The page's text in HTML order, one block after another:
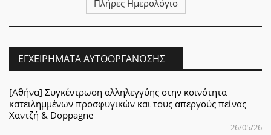
Πλήρες Ημερολόγιο
ΕΓΧΕΙΡΉΜΑΤΑ ΑΥΤΟΟΡΓΆΝΩΣΗΣ
[Αθήνα] Συγκέντρωση αλληλεγγύης στην κοινότητα
κατειλημμένων προσφυγικών και τους απεργούς πείνας
Χαντζή & Doppagne
26/05/26